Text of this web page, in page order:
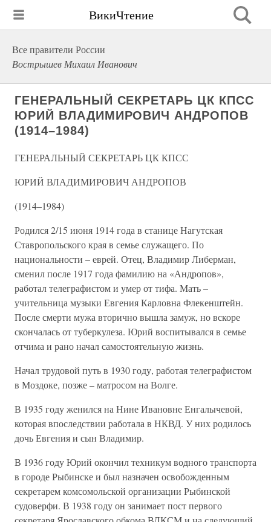
ВикиЧтение
Все правители России
Вострышев Михаил Иванович
ГЕНЕРАЛЬНЫЙ СЕКРЕТАРЬ ЦК КПСС
ЮРИЙ ВЛАДИМИРОВИЧ АНДРОПОВ
(1914–1984)
ГЕНЕРАЛЬНЫЙ СЕКРЕТАРЬ ЦК КПСС
ЮРИЙ ВЛАДИМИРОВИЧ АНДРОПОВ
(1914–1984)
Родился 2/15 июня 1914 года в станице Нагутская
Ставропольского края в семье служащего. По
национальности – еврей. Отец, Владимир Либерман,
сменил после 1917 года фамилию на «Андропов»,
работал телеграфистом и умер от тифа. Мать –
учительница музыки Евгения Карловна Флекенштейн.
После смерти мужа вторично вышла замуж, но вскоре
скончалась от туберкулеза. Юрий воспитывался в семье
отчима и рано начал самостоятельную жизнь.
Начал трудовой путь в 1930 году, работая телеграфистом
в Моздоке, позже – матросом на Волге.
В 1935 году женился на Нине Ивановне Енгалычевой,
которая впоследствии работала в НКВД. У них родилось
дочь Евгения и сын Владимир.
В 1936 году Юрий окончил техникум водного транспорта
в городе Рыбинске и был назначен освобожденным
секретарем комсомольской организации Рыбинской
судоверфи. В 1938 году он занимает пост первого